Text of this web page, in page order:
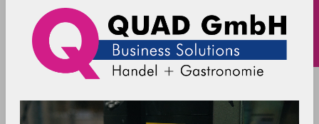
Filter